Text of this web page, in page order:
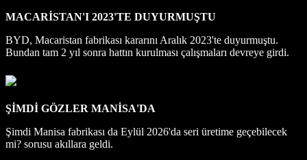
MACARİSTAN'I 2023'TE DUYURMUŞTU
BYD, Macaristan fabrikası kararını Aralık 2023'te duyurmuştu.
Bundan tam 2 yıl sonra hattın kurulması çalışmaları devreye girdi.
ŞİMDİ GÖZLER MANİSA'DA
Şimdi Manisa fabrikası da Eylül 2026'da seri üretime geçebilecek
mi? sorusu akıllara geldi.